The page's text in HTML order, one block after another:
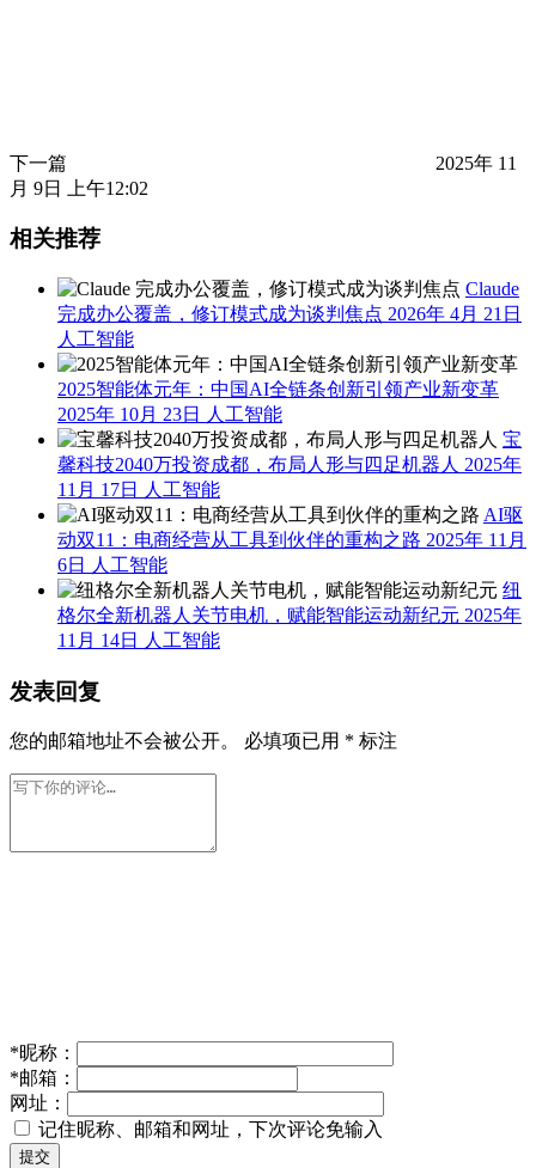
下一篇
2025年 11
月 9日 上午12:02
相关推荐
Claude
完成办公覆盖，修订模式成为谈判焦点 2026年 4月 21日
人工智能
2025智能体元年：中国AI全链条创新引领产业新变革
2025年 10月 23日
人工智能
宝
馨科技2040万投资成都，布局人形与四足机器人 2025年
11月 17日
人工智能
AI驱
动双11：电商经营从工具到伙伴的重构之路 2025年 11月
6日
人工智能
纽
格尔全新机器人关节电机，赋能智能运动新纪元 2025年
11月 14日
人工智能
发表回复
您的邮箱地址不会被公开。 必填项已用 * 标注
*昵称：
*邮箱：
网址：
记住昵称、邮箱和网址，下次评论免输入
提交